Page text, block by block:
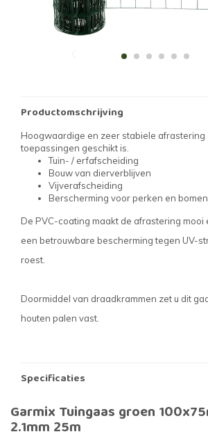
Productomschrijving
Hoogwaardige en zeer stabiele afrastering
toepassingen geschikt is.
Tuin- / erfafscheiding
Bouw van dierverblijven
Vijverafscheiding
Berscherming voor perken en bomen
De PVC-coating maakt de afrastering mooi
een betrouwbare bescherming tegen UV-
roest.
Doormiddel van draadkrammen zet u dit
houten palen vast.
Specificaties
Garmix Tuingaas groen
2.1mm 25m